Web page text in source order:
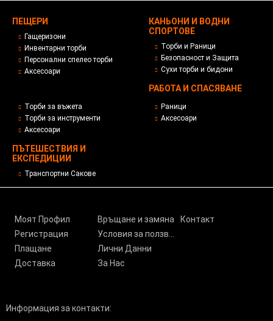
ПЕЩЕРИ
Гащеризони
Инвентарни торби
Персонални спелео торби
Аксесоари
КАНЬОНИ И ВОДНИ
СПОРТОВЕ
Торби и Раници
Безопасност и Защита
Сухи торби и бидони
РАБОТА И СПАСЯВАНЕ
Торби за въжета
Торби за инструменти
Аксесоари
ПЪТЕШЕСТВИЯ И
ЕКСПЕДИЦИИ
Транспортни Сакове
Раници
Аксесоари
Моят Профил
Регистрация
Плащане
Доставка
Връщане и замяна
Лични Данни
За Нас
Контакт
Информация за контакти: